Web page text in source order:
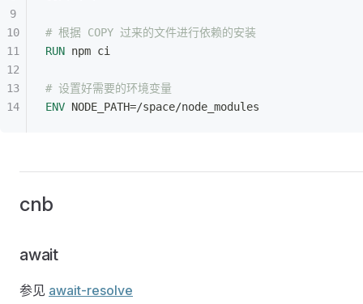
# 根据 COPY 过来的文件进行依赖的安装
RUN npm ci
# 设置好需要的环境变量
ENV NODE_PATH=/space/node_modules
cnb
await
参见 await-resolve